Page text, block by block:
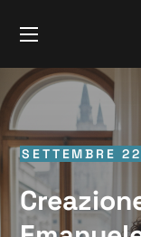
SETTEMBRE